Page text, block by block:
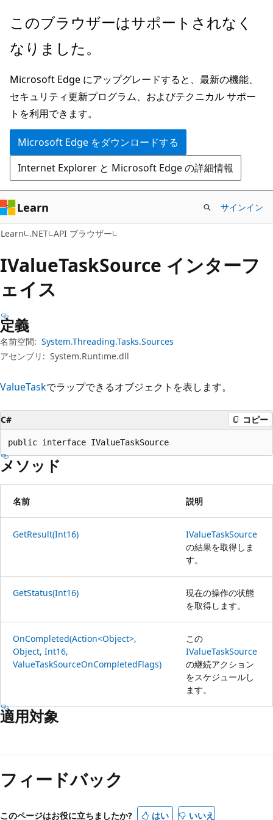
メ
ン
ン
テ
ン
ツ
に
ス
キ
ッ
プ
ペ
ジ
ナ
ビ
ゲ
ー
シ
ョ
ン
に
ス
キ
ッ
プ
このブラウザーはサポートされなく
なりました。
Microsoft Edge にアップグレードすると、最新の機能、
セキュリティ更新プログラム、およびテクニカル サポー
トを利用できます。
Microsoft Edge をダウンロードする
Internet Explorer と Microsoft Edge の詳細情報
Learn サインイン
Learn .NET API ブラウザー
IValueTaskSource インターフ
ェイス
定義
名前空間: System.Threading.Tasks.Sources
アセンブリ: System.Runtime.dll
ValueTaskでラップできるオブジェクトを表します。
C# コピー
public interface IValueTaskSource
メソッド
名前 説明
GetResult(Int16)
IValueTaskSource
の結果を取得しま
す。
GetStatus(Int16)
現在の操作の状態
を取得します。
OnCompleted(Action<Object>,
Object, Int16,
ValueTaskSourceOnCompletedFlags)
この
IValueTaskSource
の継続アクション
をスケジュールし
ます。
適用対象
み
取
モ
フィードバック
このページはお役に立ちましたか? はい いいえ